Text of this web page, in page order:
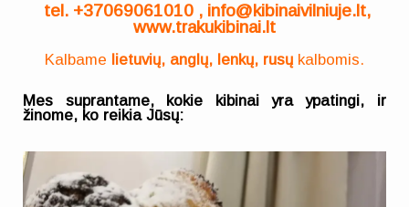
tel. +37069061010 , info@kibinaivilniuje.lt,
www.trakukibinai.lt
Kalbame lietuvių, anglų, lenkų, rusų kalbomis.
Mes suprantame, kokie kibinai yra ypatingi, ir
žinome, ko reikia Jūsų: